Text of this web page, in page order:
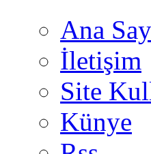
Ana
İletişim
Site
Künye